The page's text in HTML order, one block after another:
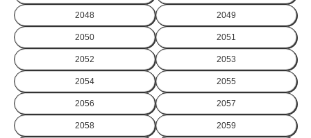
2048 2049
2050 2051
2052 2053
2054 2055
2056 2057
2058 2059